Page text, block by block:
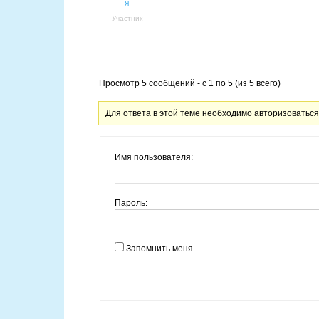
я
Участник
Просмотр 5 сообщений - с 1 по 5 (из 5 всего)
Для ответа в этой теме необходимо
Имя пользователя:
Пароль:
Запомнить меня